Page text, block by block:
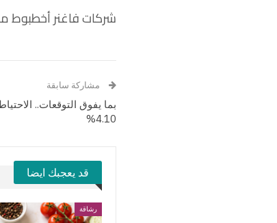
شركات فاغنر أخطبوط
مشاركة سابقة
بما يفوق التوقعات..
4.10%
قد يعجبك ايضا
رشاقة